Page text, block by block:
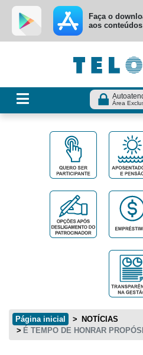
Ir para menu principal
Ir para conteúdo
Ir para busca
Faça o
aos
Área
Página inicial
NOTÍCIAS
É TEMPO DE HONRAR